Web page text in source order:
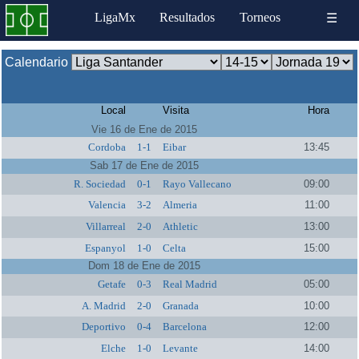
LigaMx Resultados Torneos ☰
Calendario
Local Visita
Hora
Vie 16 de Ene de 2015
Cordoba
1-1 Eibar
13:45
Sab 17 de Ene de 2015
R. Sociedad
0-1 Rayo Vallecano
09:00
Valencia
3-2 Almeria
11:00
Villarreal
2-0 Athletic
13:00
Espanyol
1-0 Celta
15:00
Dom 18 de Ene de 2015
Getafe
0-3 Real Madrid
05:00
A. Madrid
2-0 Granada
10:00
Deportivo
0-4 Barcelona
12:00
Elche
1-0 Levante
14:00